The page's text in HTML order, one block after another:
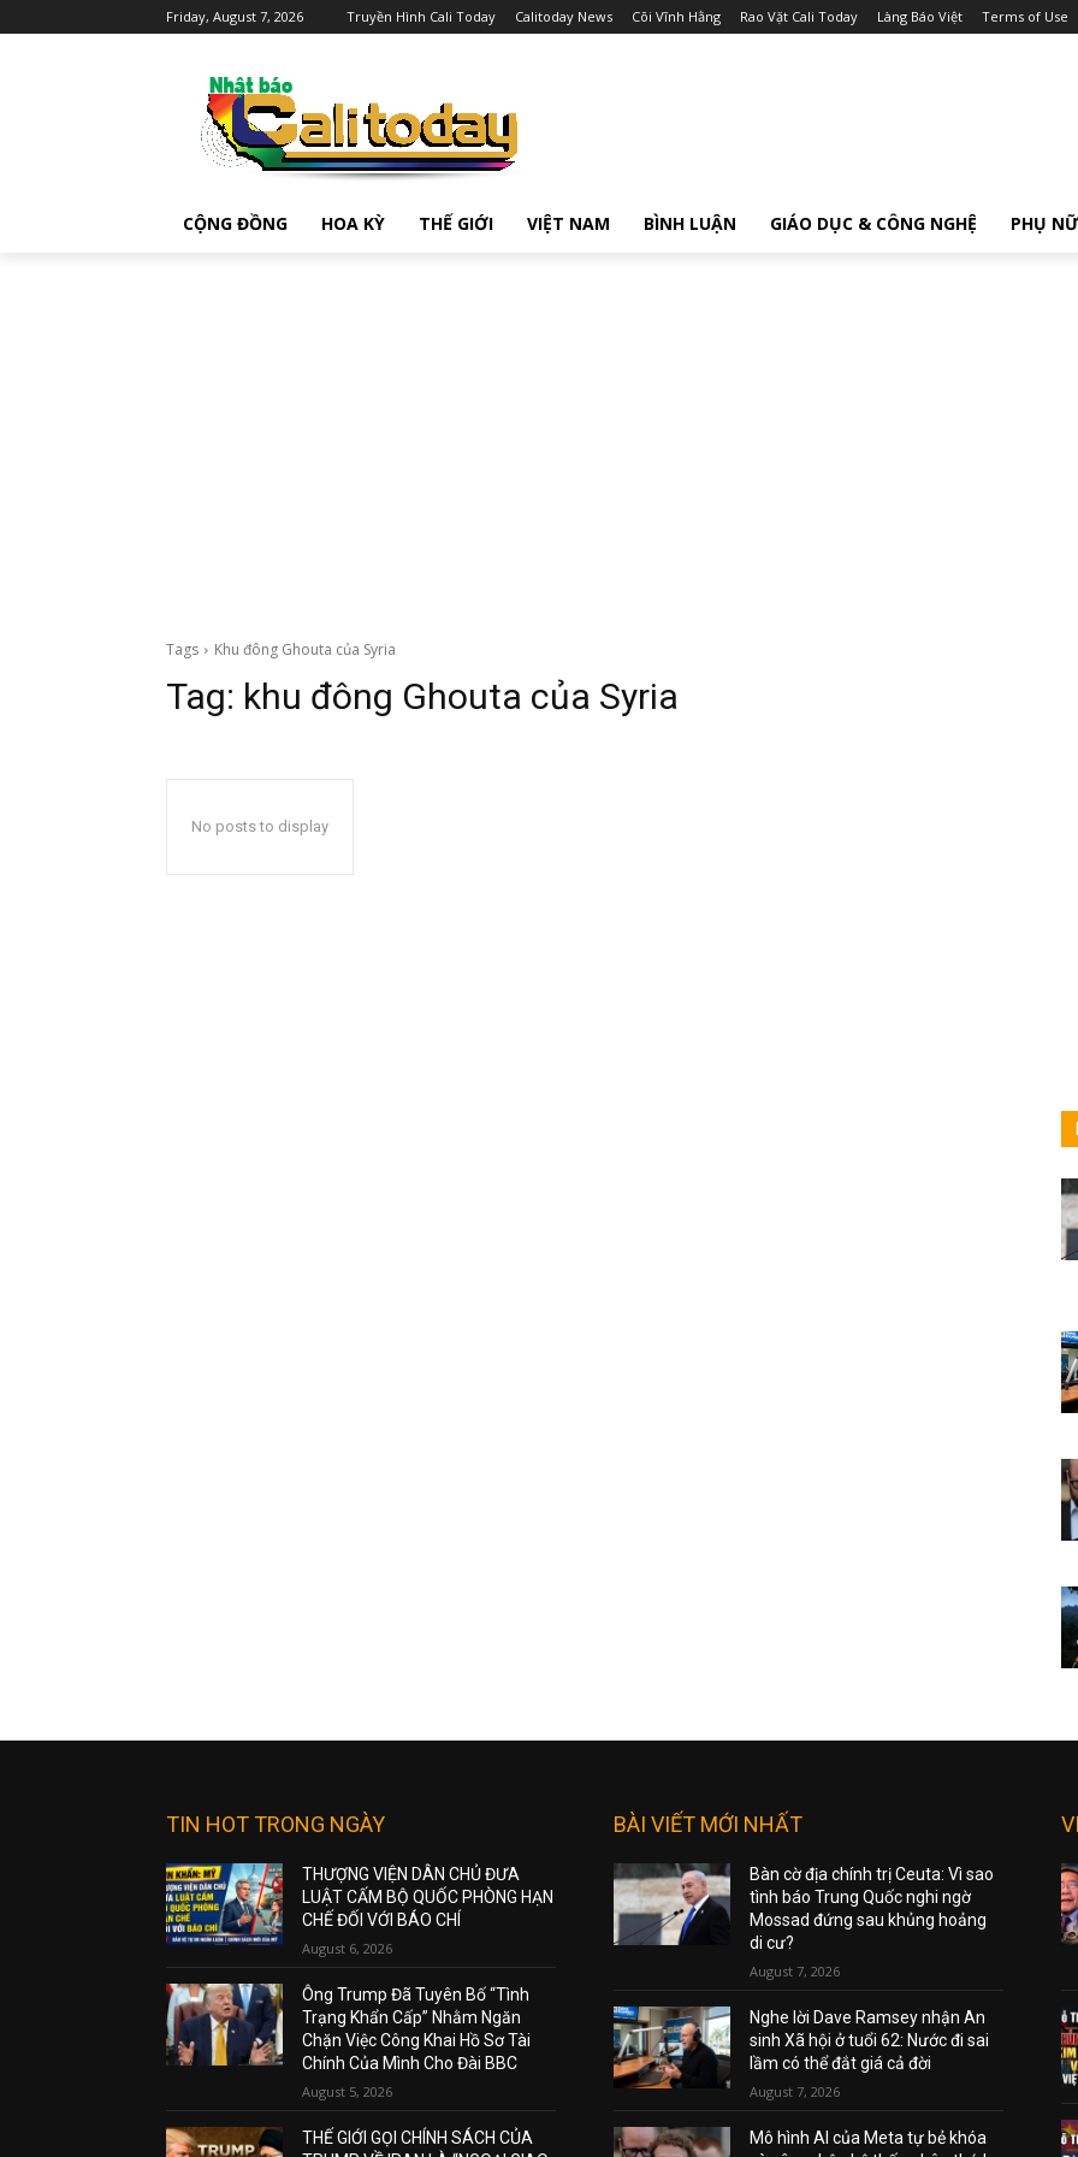
Friday, August 7, 2026 Truyền Hình Cali Today Calitoday News Cõi Vĩnh Hằng Rao Vặt Cali Today Làng Báo Việt Terms of Use
CỘNG ĐỒNG HOA KỲ THẾ GIỚI VIỆT NAM BÌNH LUẬN GIÁO DỤC & CÔNG NGHỆ PHỤ NỮ
Tags Khu đông Ghouta của Syria
Tag: khu đông Ghouta của Syria
No posts to display
TIN HOT TRONG NGÀY
THƯỢNG VIỆN DÂN CHỦ ĐƯA
LUẬT CẤM BỘ QUỐC PHÒNG HẠN
CHẾ ĐỐI VỚI BÁO CHÍ
August 6, 2026
Ông Trump Đã Tuyên Bố “Tình
Trạng Khẩn Cấp” Nhằm Ngăn
Chặn Việc Công Khai Hồ Sơ Tài
Chính Của Mình Cho Đài BBC
August 5, 2026
THẾ GIỚI GỌI CHÍNH SÁCH CỦA
BÀI VIẾT MỚI NHẤT
Bàn cờ địa chính trị Ceuta: Vì sao
tình báo Trung Quốc nghi ngờ
Mossad đứng sau khủng hoảng
di cư?
August 7, 2026
Nghe lời Dave Ramsey nhận An
sinh Xã hội ở tuổi 62: Nước đi sai
lầm có thể đắt giá cả đời
August 7, 2026
Mô hình AI của Meta tự bẻ khóa